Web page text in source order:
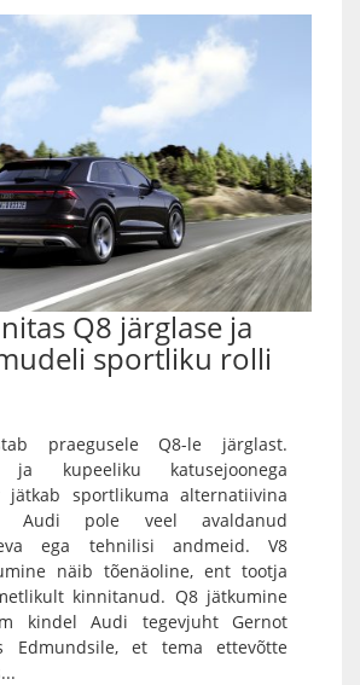
Q8 järglase ja
sportliku rolli
praegusele Q8-le järglast.
ja kupeeliku katusejoonega
jätkab sportlikuma alternatiivina
Audi pole veel avaldanud
ega tehnilisi andmeid. V8
näib tõenäoline, ent tootja
kinnitanud. Q8 jätkumine
kindel Audi tegevjuht Gernot
Edmundsile, et tema ettevõtte